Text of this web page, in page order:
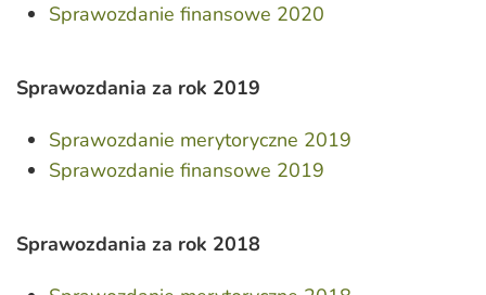
Sprawozdanie finansowe 2020
Sprawozdania za rok 2019
Sprawozdanie merytoryczne 2019
Sprawozdanie finansowe 2019
Sprawozdania za rok 2018